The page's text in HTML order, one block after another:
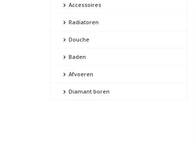
Accessoires
Radiatoren
Douche
Baden
Afvoeren
Diamant boren